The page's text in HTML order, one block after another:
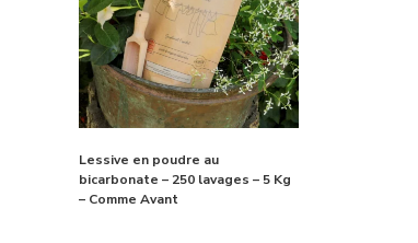
Lessive en poudre au
bicarbonate – 250 lavages – 5 Kg
– Comme Avant